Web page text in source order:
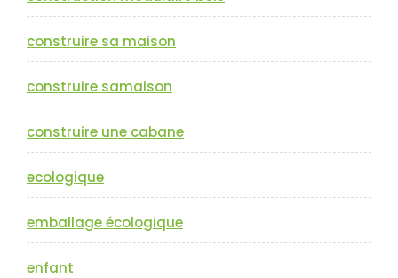
construire sa maison
construire samaison
construire une cabane
ecologique
emballage écologique
enfant